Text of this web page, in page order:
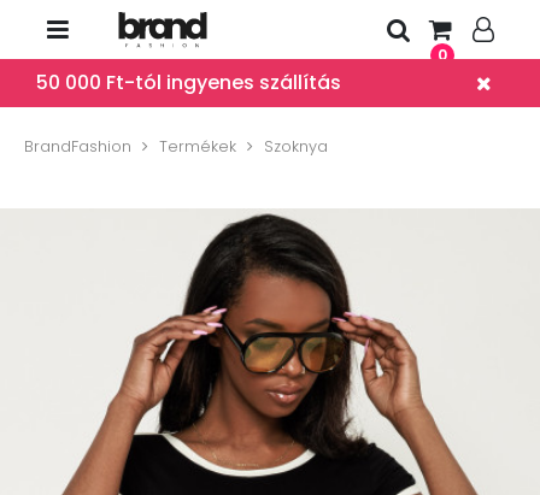
0
50 000 Ft-tól ingyenes szállítás
BrandFashion Termékek Szoknya